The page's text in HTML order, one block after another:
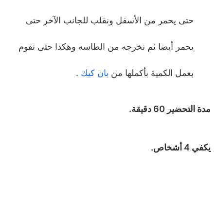
حتى يحمر من الأسفل ونقلب للجانب الآخر حتى
يحمر أيضا ثم نخرجه من الطاسه وهكذا حتى نقوم
بعمل الكمية بأكملها من بان كيك .
مدة التحضير 60 دقيقة.
يكفي 4 أشخاص.